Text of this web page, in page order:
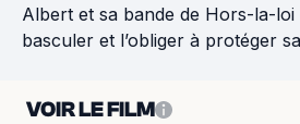
Albert et sa bande de Hors-la-
basculer et l’obliger à protéger
VOIR LE FILM